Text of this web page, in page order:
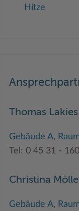
Hitze
Thomas Lakies
Gebäude A,
Tel: 0 45 31 -
Christina
Gebäude A,